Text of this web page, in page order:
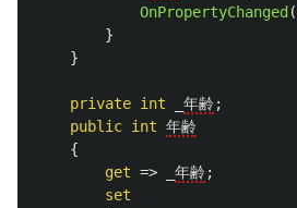
OnPropertyChanged (
}
}
private int 年齢 ;
public int 年齢
{
get => 年齢 ;
set